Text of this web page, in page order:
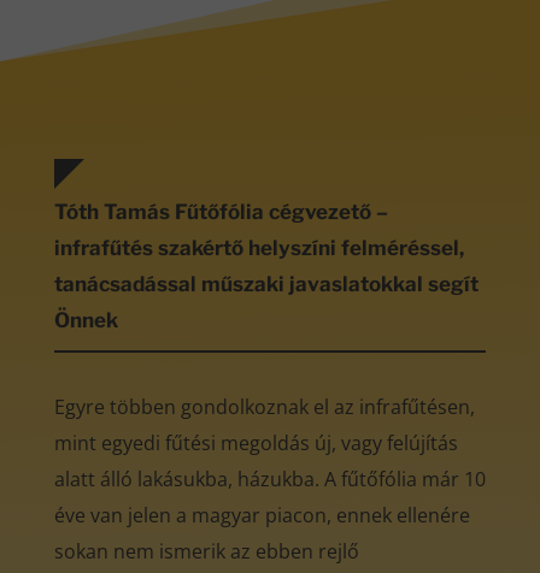
Tóth Tamás Fűtőfólia cégvezető –
infrafűtés szakértő helyszíni felméréssel,
tanácsadással műszaki javaslatokkal segít
Önnek
Egyre többen gondolkoznak el az infrafűtésen,
mint egyedi fűtési megoldás új, vagy felújítás
alatt álló lakásukba, házukba. A fűtőfólia már 10
éve van jelen a magyar piacon, ennek ellenére
sokan nem ismerik az ebben rejlő